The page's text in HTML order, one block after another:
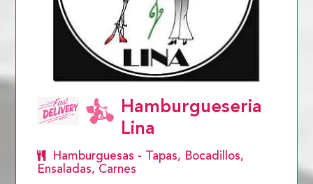
Hamburgueseria
Lina
Hamburguesas - Tapas, Bocadillos,
Ensaladas, Carnes